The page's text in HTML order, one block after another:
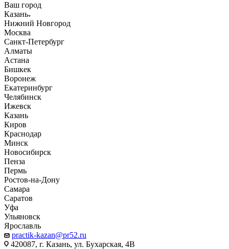
Ваш город
Казань
Нижний Новгород
Москва
Санкт-Петербург
Алматы
Астана
Бишкек
Воронеж
Екатеринбург
Челябинск
Ижевск
Казань
Киров
Краснодар
Минск
Новосибирск
Пенза
Пермь
Ростов-на-Дону
Самара
Саратов
Уфа
Ульяновск
Ярославль
practik-kazan@pr52.ru
420087, г. Казань, ул. Бухарская, 4В